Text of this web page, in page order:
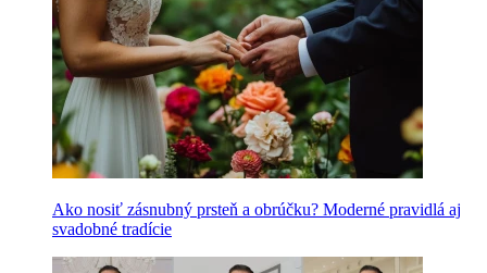
Ako nosiť zásnubný prsteň a obrúčku? Moderné pravidlá aj
svadobné tradície